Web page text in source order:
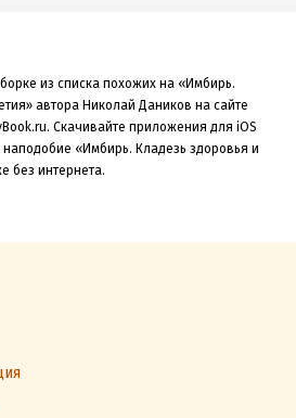
из списка похожих на «Имбирь.
автора Николай Даников на сайте
Скачивайте приложения для iOS
наподобие «Имбирь. Кладезь здоровья и
без интернета.